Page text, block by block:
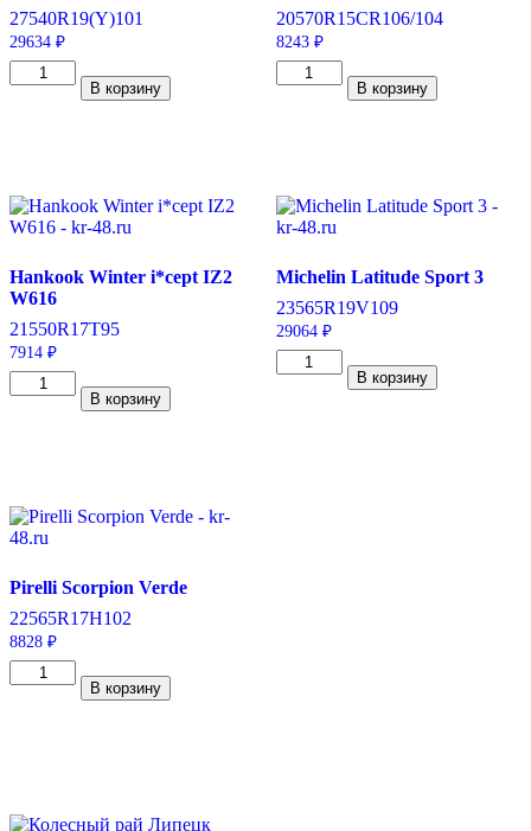
27540R19(Y)101
29634 ₽
Количество
товара
275/40/R19
101
Y
В корзину
20570R15CR106/104
8243 ₽
Количество
товара
524
205/70/R15C
106/104
В корзину
Hankook Winter i*cept IZ2
W616
21550R17T95
7914 ₽
Количество
товара
W616
215/50/R17
95
В корзину
Michelin Latitude Sport 3
23565R19V109
29064 ₽
Количество
товара
В корзину
Pirelli Scorpion Verde
22565R17H102
8828 ₽
Количество
товара
H
В корзину